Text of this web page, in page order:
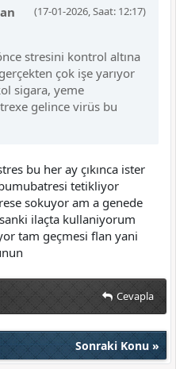
(17-01-2026, Saat: 12:17)
stresini kontrol altına
çok işe yarıyor
sigara, yeme
gelince virüs bu
bu her ay çıkınca ister
tetikliyor
sokuyor am a genede
ilaçta kullaniyorum
tam geçmesi flan yani
Cevapla
Sonraki Konu»